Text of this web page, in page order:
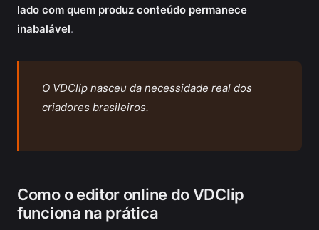
lado com quem produz conteúdo permanece
inabalável.
O VDClip nasceu da necessidade real dos
criadores brasileiros.
Como o editor online do VDClip
funciona na prática